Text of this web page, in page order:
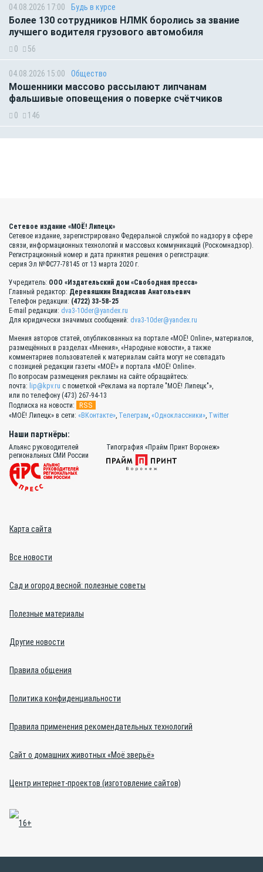
04.08.2026 17:00 Будь в курсе
Более 130 сотрудников НЛМК боролись за звание
лучшего водителя грузового автомобиля
0 56
04.08.2026 15:00 Общество
Мошенники массово рассылают липчанам
фальшивые оповещения о поверке счётчиков
0 146
Сетевое издание «МОЁ! Липецк»
Сетевое издание, зарегистрировано Федеральной службой по надзору в сфере
связи, информационных технологий и массовых коммуникаций (Роскомнадзор).
Регистрационный номер и дата принятия решения о регистрации:
серия Эл №ФС77-78145 от 13 марта 2020 г.
Учредитель: ООО «Издательский дом «Свободная пресса»
Главный редактор: Деревяшкин Владислав Анатольевич
Телефон редакции: (4722) 33-58-25
E-mail редакции: dva3-10der@yandex.ru
Для юридически значимых сообщений: dva3-10der@yandex.ru
Мнения авторов статей, опубликованных на портале «МОЁ! Online», материалов,
размещённых в разделах «Мнения», «Народные новости», а также
комментариев пользователей к материалам сайта могут не совпадать
с позицией редакции газеты «МОЁ!» и портала «МОЁ! Online».
По вопросам размещения рекламы на сайте обращайтесь:
почта: lip@kpv.ru с пометкой «Реклама на портале "МОЁ! Липецк"»,
или по телефону (473) 267-94-13
Подписка на новости:
RSS
«МОЁ! Липецк» в сети: «ВКонтакте», Телеграм, «Одноклассники», Twitter
Наши партнёры:
Альянс руководителей
региональных СМИ России
Типография «Прайм Принт Воронеж»
Карта сайта
Все новости
Сад и огород весной: полезные советы
Полезные материалы
Другие новости
Правила общения
Политика конфиденциальности
Правила применения рекомендательных технологий
Сайт о домашних животных «Моё зверьё»
Центр интернет-проектов (изготовление сайтов)